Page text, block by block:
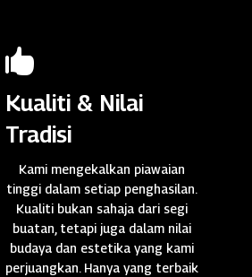

Kualiti & Nilai
Tradisi
Kami mengekalkan piawaian
tinggi dalam setiap penghasilan.
Kualiti bukan sahaja dari segi
buatan, tetapi juga dalam nilai
budaya dan estetika yang kami
perjuangkan. Hanya yang terbaik